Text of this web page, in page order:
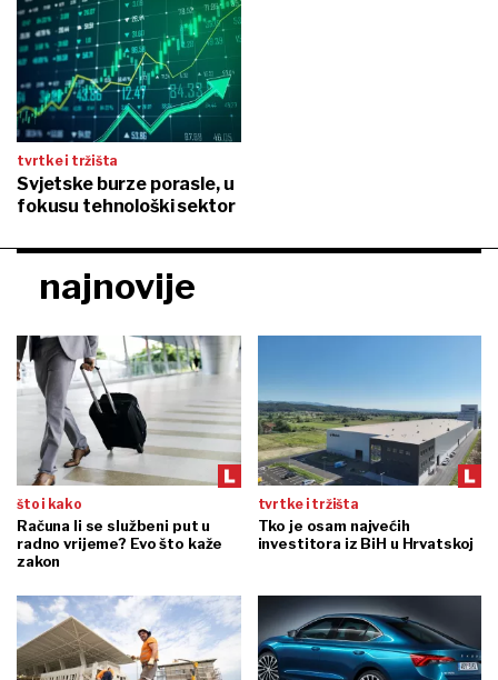
tvrtke i tržišta
Svjetske burze porasle, u
fokusu tehnološki sektor
najnovije
što i kako
Računa li se službeni put u
radno vrijeme? Evo što kaže
zakon
tvrtke i tržišta
Tko je osam najvećih
investitora iz BiH u Hrvatskoj